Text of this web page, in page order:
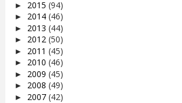
► 2015 (94)
► 2014 (46)
► 2013 (44)
► 2012 (50)
► 2011 (45)
► 2010 (46)
► 2009 (45)
► 2008 (49)
► 2007 (42)